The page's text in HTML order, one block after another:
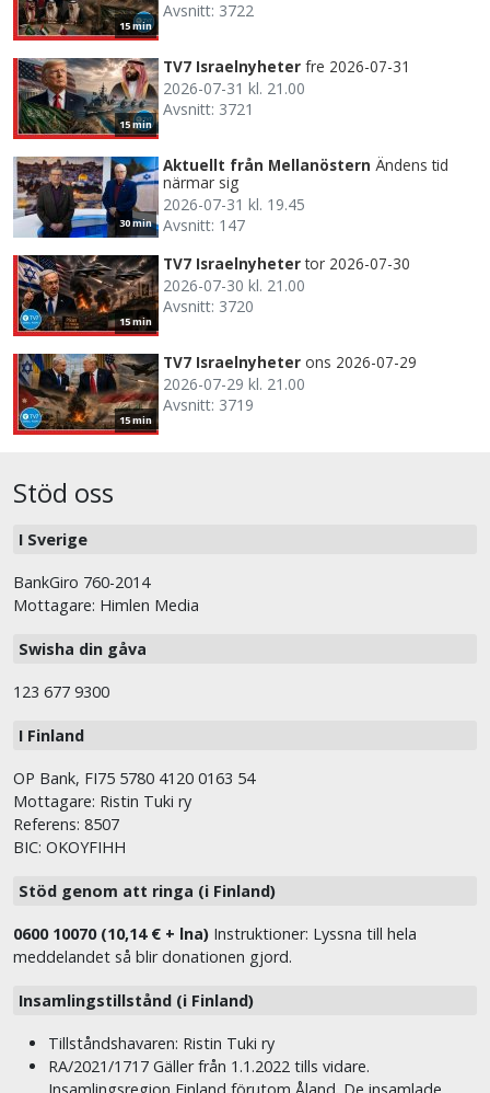
15 min
Avsnitt: 3722
15 min
TV7 Israelnyheter fre 2026-07-31
2026-07-31 kl. 21.00
Avsnitt: 3721
30 min
Aktuellt från Mellanöstern Ändens tid
närmar sig
2026-07-31 kl. 19.45
Avsnitt: 147
15 min
TV7 Israelnyheter tor 2026-07-30
2026-07-30 kl. 21.00
Avsnitt: 3720
15 min
TV7 Israelnyheter ons 2026-07-29
2026-07-29 kl. 21.00
Avsnitt: 3719
Stöd oss
I Sverige
BankGiro 760-2014
Mottagare: Himlen Media
Swisha din gåva
123 677 9300
I Finland
OP Bank, FI75 5780 4120 0163 54
Mottagare: Ristin Tuki ry
Referens: 8507
BIC: OKOYFIHH
Stöd genom att ringa (i Finland)
0600 10070 (10,14 € + lna) Instruktioner: Lyssna till hela
meddelandet så blir donationen gjord.
Insamlingstillstånd (i Finland)
Tillståndshavaren: Ristin Tuki ry
RA/2021/1717 Gäller från 1.1.2022 tills vidare.